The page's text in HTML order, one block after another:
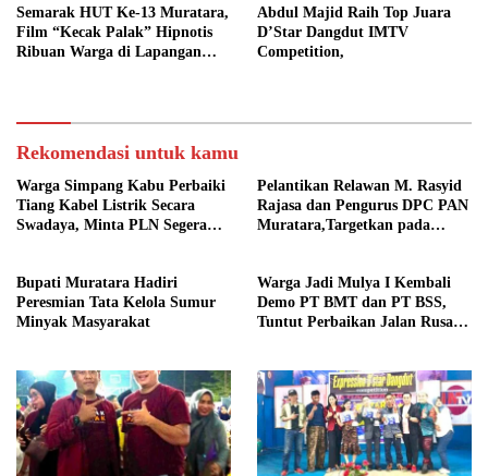
Semarak HUT Ke-13 Muratara,
Film “Kecak Palak” Hipnotis
Ribuan Warga di Lapangan
Abdul Majid Raih Top Juara
D’Star Dangdut IMTV
Competition,
Rekomendasi untuk kamu
Warga Simpang Kabu Perbaiki
Tiang Kabel Listrik Secara
Swadaya, Minta PLN Segera
Pelantikan Relawan M. Rasyid
Rajasa dan Pengurus DPC PAN
Muratara,Targetkan pada
Bupati Muratara Hadiri
Peresmian Tata Kelola Sumur
Minyak Masyarakat
Warga Jadi Mulya I Kembali
Demo PT BMT dan PT BSS,
Tuntut Perbaikan Jalan Rusak